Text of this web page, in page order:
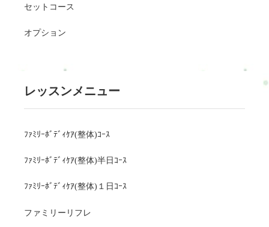
セットコース
オプション
レッスンメニュー
ﾌｧﾐﾘｰﾎﾞﾃﾞｨｹｱ(整体)ｺｰｽ
ﾌｧﾐﾘｰﾎﾞﾃﾞｨｹｱ(整体)半日ｺｰｽ
ﾌｧﾐﾘｰﾎﾞﾃﾞｨｹｱ(整体)１日ｺｰｽ
ファミリーリフレ